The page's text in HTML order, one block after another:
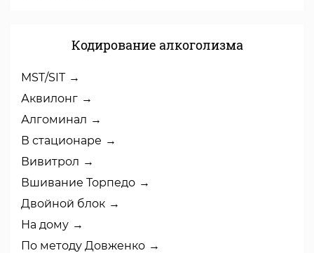
Кодирование алкоголизма
MST/SIT
Аквилонг
Алгоминал
В стационаре
Вивитрол
Вшивание Торпедо
Двойной блок
На дому
По методу Довженко